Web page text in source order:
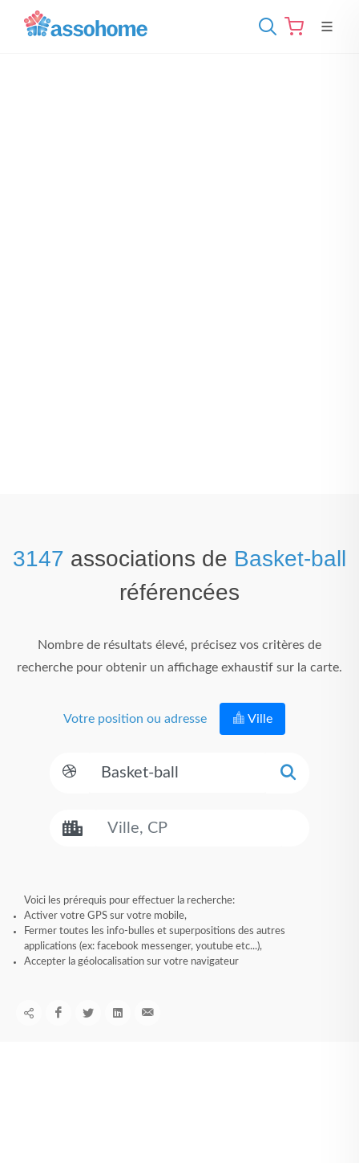
3147 associations de Basket-ball
référencées
Nombre de résultats élevé, précisez vos critères de
recherche pour obtenir un affichage exhaustif sur la carte.
Votre position ou adresse Ville
Voici les prérequis pour effectuer la recherche:
Activer votre GPS sur votre mobile,
Fermer toutes les info-bulles et superpositions des autres
applications (ex: facebook messenger, youtube etc...),
Accepter la géolocalisation sur votre navigateur